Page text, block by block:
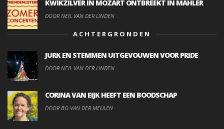
KWIKZILVER IN MOZART ONTBREEKT IN MAHLER
DOOR NEIL VAN DER LINDEN
ACHTERGRONDEN
JURK EN STEMMEN UITGEVOUWEN VOOR PRIDE
DOOR NEIL VAN DER LINDEN
CORINA VAN EIJK HEEFT EEN BOODSCHAP
DOOR BO VAN DER MEULEN